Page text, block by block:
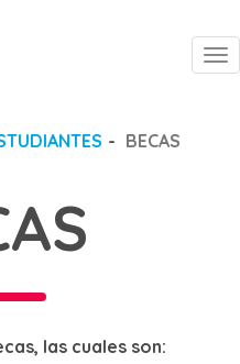
BECAS
las cuales son: